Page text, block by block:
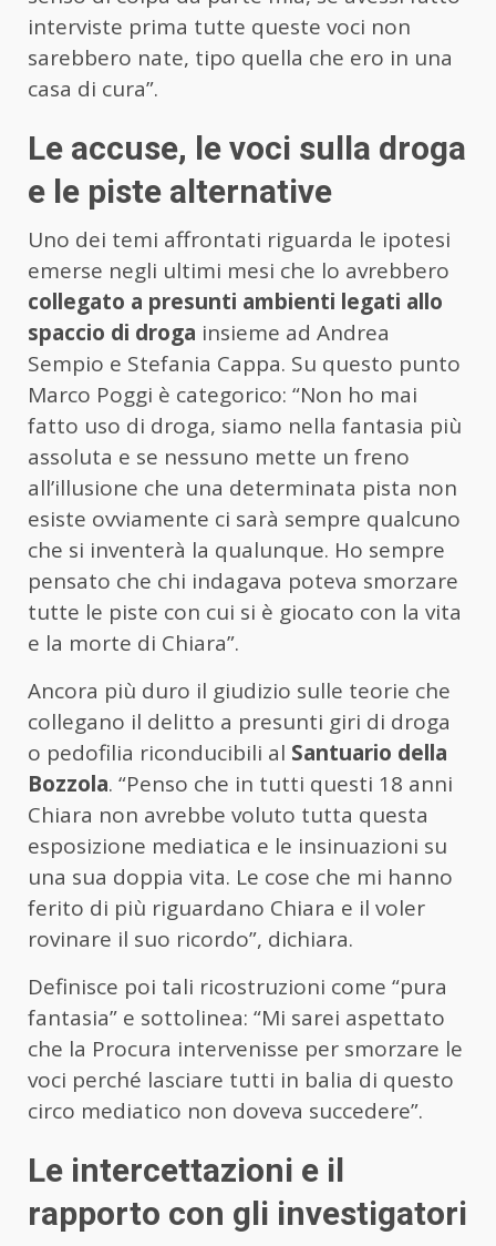
interviste prima tutte queste voci non
sarebbero nate, tipo quella che ero in una
casa di cura”.
Le accuse, le voci sulla droga
e le piste alternative
Uno dei temi affrontati riguarda le ipotesi
emerse negli ultimi mesi che lo avrebbero
collegato a presunti ambienti legati allo
spaccio di droga insieme ad Andrea
Sempio e Stefania Cappa. Su questo punto
Marco Poggi è categorico: “Non ho mai
fatto uso di droga, siamo nella fantasia più
assoluta e se nessuno mette un freno
all’illusione che una determinata pista non
esiste ovviamente ci sarà sempre qualcuno
che si inventerà la qualunque. Ho sempre
pensato che chi indagava poteva smorzare
tutte le piste con cui si è giocato con la vita
e la morte di Chiara”.
Ancora più duro il giudizio sulle teorie che
collegano il delitto a presunti giri di droga
o pedofilia riconducibili al Santuario della
Bozzola. “Penso che in tutti questi 18 anni
Chiara non avrebbe voluto tutta questa
esposizione mediatica e le insinuazioni su
una sua doppia vita. Le cose che mi hanno
ferito di più riguardano Chiara e il voler
rovinare il suo ricordo”, dichiara.
Definisce poi tali ricostruzioni come “pura
fantasia” e sottolinea: “Mi sarei aspettato
che la Procura intervenisse per smorzare le
voci perché lasciare tutti in balia di questo
circo mediatico non doveva succedere”.
Le intercettazioni e il
rapporto con gli investigatori